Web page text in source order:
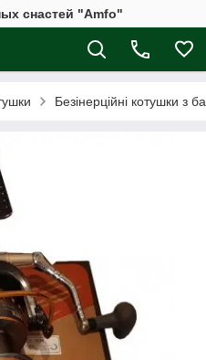
снастей "Amfo"
Безінерційні котушки з